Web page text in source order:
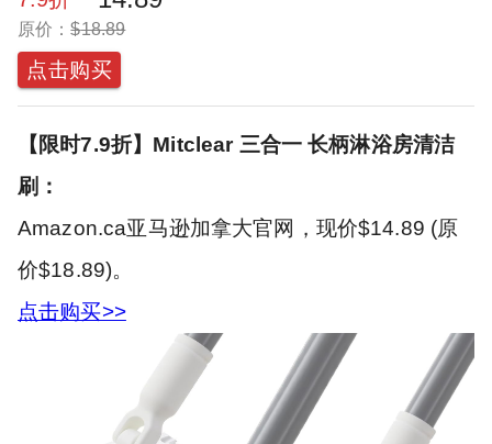
原价：$18.89
点击购买
【限时7.9折】Mitclear 三合一 长柄淋浴房清洁
刷：
Amazon.ca亚马逊加拿大官网，现价$14.89 (原
价$18.89)。
点击购买>>